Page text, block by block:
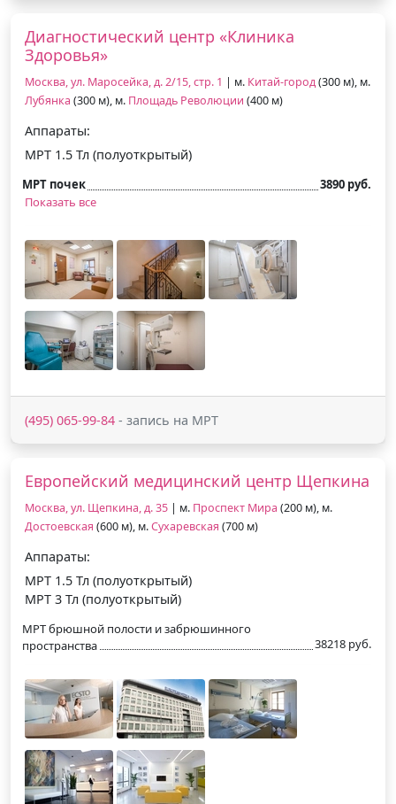
Диагностический центр «Клиника
Здоровья»
Москва, ул. Маросейка, д. 2/15, стр. 1 | м. Китай-город(300 м), м.
Лубянка (300 м), м. Площадь Революции (400 м)
Аппараты:
МРТ 1.5 Тл (полуоткрытый)
МРТ почек
3890 руб.
Показать все
(495) 065-99-84 - запись на МРТ
Европейский медицинский центр Щепкина
Москва, ул. Щепкина, д. 35 | м. Проспект Мира (200 м), м.
Достоевская (600 м), м.Сухаревская (700 м)
Аппараты:
МРТ 1.5 Тл (полуоткрытый)
МРТ 3 Тл (полуоткрытый)
МРТ брюшной полости и забрюшинного
пространства
38218 руб.